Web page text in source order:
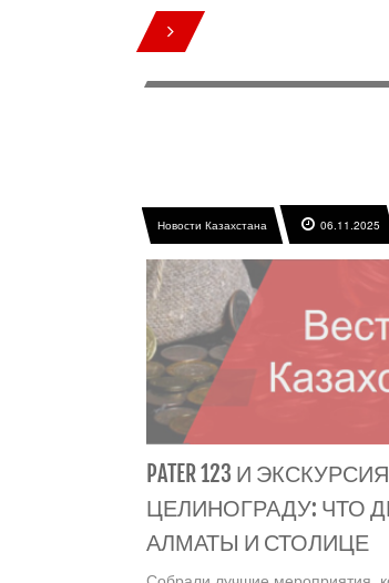
Новости Казахстана 06.11.2025
PATER 123 И
ЦЕЛИНОГРАДУ: ЧТО
АЛМАТЫ И СТОЛИЦЕ